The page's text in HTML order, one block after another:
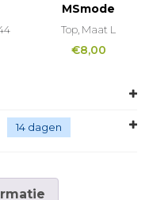
MSmode
Top, Maat L
€8,00
14 dagen